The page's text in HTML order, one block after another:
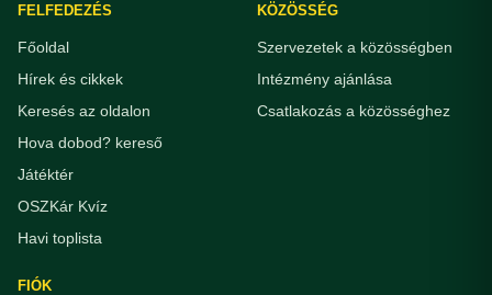
FELFEDEZÉS
Főoldal
Hírek és cikkek
Keresés az oldalon
Hova dobod? kereső
Játéktér
OSZKár Kvíz
Havi toplista
KÖZÖSSÉG
Szervezetek a közösségben
Intézmény ajánlása
Csatlakozás a közösséghez
FIÓK